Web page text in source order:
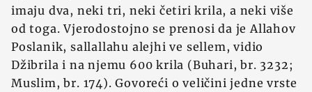
imaju dva, neki tri, neki četiri krila, a neki više
od toga. Vjerodostojno se prenosi da je Allahov
Poslanik, sallallahu alejhi ve sellem, vidio
Džibrila i na njemu 600 krila (Buhari, br. 3232;
Muslim, br. 174). Govoreći o veličini jedne vrste